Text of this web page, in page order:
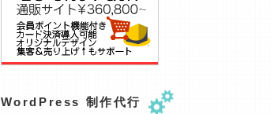
WordPress 制作代行